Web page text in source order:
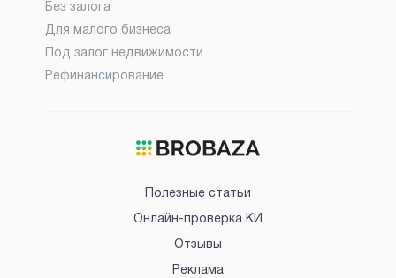
Без залога
Для малого бизнеса
Под залог недвижимости
Рефинансирование
Полезные статьи
Онлайн-проверка КИ
Отзывы
Реклама